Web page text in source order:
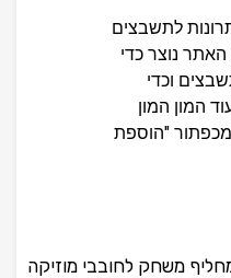
לתשבצים
האתר נוצר כדי
וכדי
המון המון
מכפתור "הוספת
משחק לחובבי מוזיקה